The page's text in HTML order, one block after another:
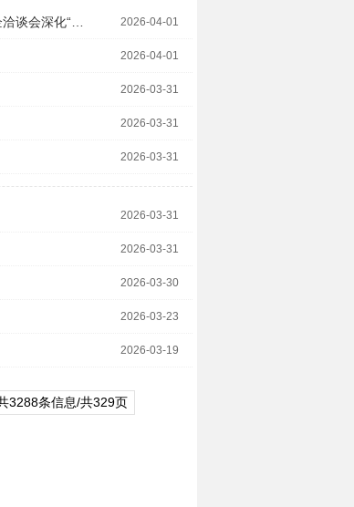
2026-04-01
谈会深化“…
2026-04-01
2026-03-31
2026-03-31
2026-03-31
2026-03-31
2026-03-31
2026-03-30
2026-03-23
2026-03-19
3288条信息/共329页